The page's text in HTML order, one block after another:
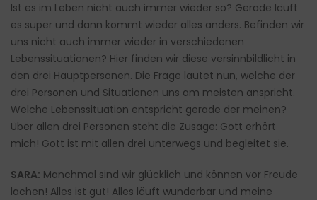
Ist es im Leben nicht auch immer wieder so? Gerade läuft
es super und dann kommt wieder alles anders. Befinden wir
uns nicht auch immer wieder in verschiedenen
Lebenssituationen? Hier finden wir diese versinnbildlicht in
den drei Hauptpersonen. Die Frage lautet nun, welche der
drei Personen und Situationen uns am meisten anspricht.
Welche Lebenssituation entspricht gerade der meinen?
Über allen drei Personen steht die Zusage: Gott erhört
mich! Gott ist mit allen drei unterwegs und begleitet sie.
SARA: Manchmal sind wir glücklich und können vor Freude
lachen! Alles ist gut! Alles läuft wunderbar und meine